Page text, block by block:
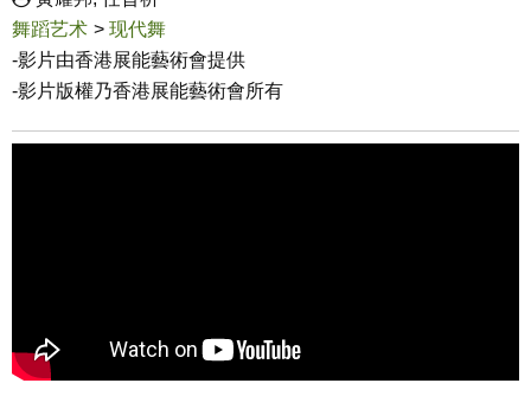
舞蹈艺术 > 现代舞
-影片由香港展能藝術會提供
-影片版權乃香港展能藝術會所有